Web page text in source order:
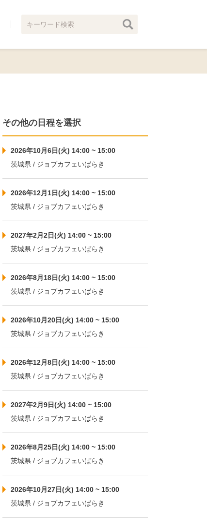
その他の日程を選択
2026年10月6日(火) 14:00 ~ 15:00
茨城県 / ジョブカフェいばらき
2026年12月1日(火) 14:00 ~ 15:00
茨城県 / ジョブカフェいばらき
2027年2月2日(火) 14:00 ~ 15:00
茨城県 / ジョブカフェいばらき
2026年8月18日(火) 14:00 ~ 15:00
茨城県 / ジョブカフェいばらき
2026年10月20日(火) 14:00 ~ 15:00
茨城県 / ジョブカフェいばらき
2026年12月8日(火) 14:00 ~ 15:00
茨城県 / ジョブカフェいばらき
2027年2月9日(火) 14:00 ~ 15:00
茨城県 / ジョブカフェいばらき
2026年8月25日(火) 14:00 ~ 15:00
茨城県 / ジョブカフェいばらき
2026年10月27日(火) 14:00 ~ 15:00
茨城県 / ジョブカフェいばらき